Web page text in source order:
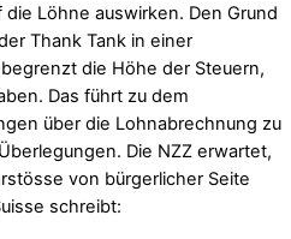
Löhne auswirken. Den Grund
Thank Tank in einer
die Höhe der Steuern,
Das führt zu dem
über die Lohnabrechnung zu
Die NZZ erwartet,
von bürgerlicher Seite
schreibt: